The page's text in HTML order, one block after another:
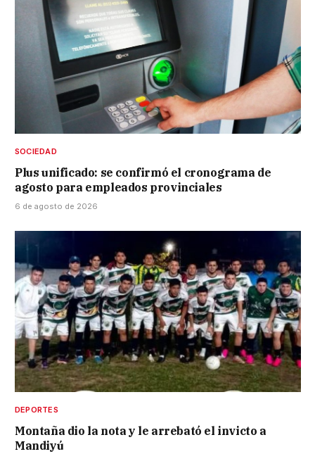
SOCIEDAD
Plus unificado: se confirmó el cronograma de
agosto para empleados provinciales
6 de agosto de 2026
DEPORTES
Montaña dio la nota y le arrebató el invicto a
Mandiyú